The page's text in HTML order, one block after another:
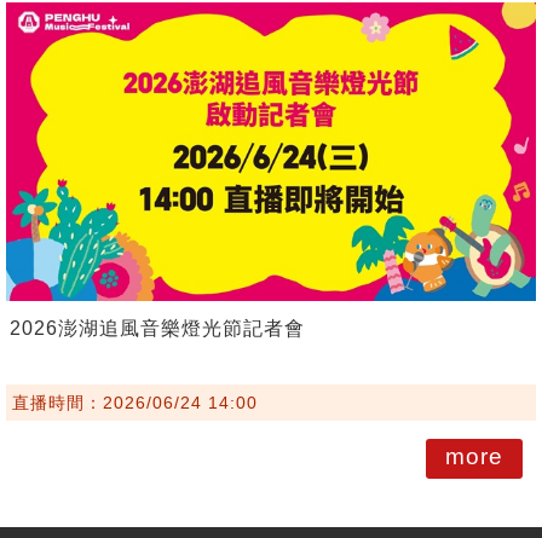
2026澎湖追風音樂燈光節記者會
直播時間：2026/06/24 14:00
more